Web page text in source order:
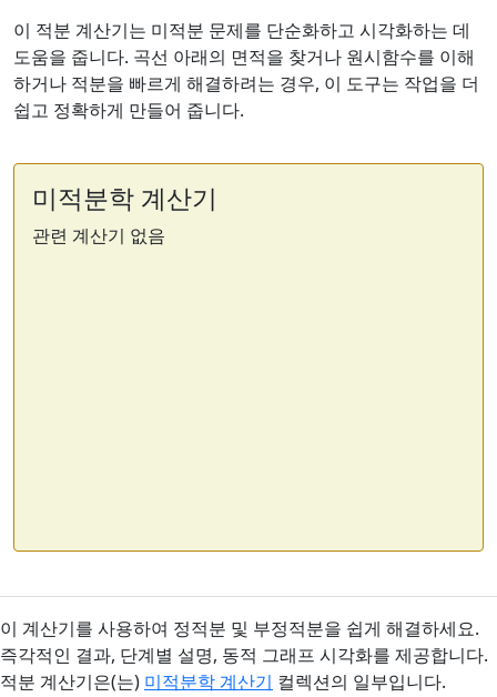
이 적분 계산기는 미적분 문제를 단순화하고 시각화하는 데
도움을 줍니다. 곡선 아래의 면적을 찾거나 원시함수를 이해
하거나 적분을 빠르게 해결하려는 경우, 이 도구는 작업을 더
쉽고 정확하게 만들어 줍니다.
미적분학 계산기
관련 계산기 없음
이 계산기를 사용하여 정적분 및 부정적분을 쉽게 해결하세요.
즉각적인 결과, 단계별 설명, 동적 그래프 시각화를 제공합니다.
적분 계산기은(는) 미적분학 계산기 컬렉션의 일부입니다.